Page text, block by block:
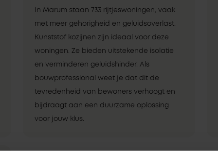
In Marum staan 733 rijtjeswoningen, vaak
met meer gehorigheid en geluidsoverlast.
Kunststof kozijnen zijn ideaal voor deze
woningen. Ze bieden uitstekende isolatie
en verminderen geluidshinder. Als
bouwprofessional weet je dat dit de
tevredenheid van bewoners verhoogt en
bijdraagt aan een duurzame oplossing
voor jouw klus.